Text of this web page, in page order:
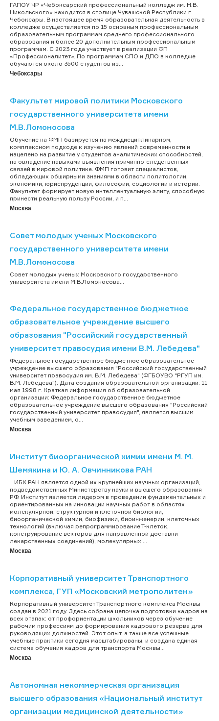
ГАПОУ ЧР «Чебоксарский профессиональный колледж им. Н.В.
Никольского» находится в столице Чувашской Республики г.
Чебоксары. В настоящее время образовательная деятельность в
колледже осуществляется по 15 основным профессиональным
образовательным программам среднего профессионального
образования и более 20 дополнительным профессиональным
программам. С 2023 года участвует в реализации ФП
«Профессионалитет». По программам СПО и ДПО в колледже
обучаются около 3500 студентов из...
Чебоксары
Факультет мировой политики Московского
государственного университета имени
М.В.Ломоносова
Обучение на ФМП базируется на междисциплинарном,
комплексном подходе к изучению явлений современности и
нацелено на развитие у студентов аналитических способностей,
на овладение навыками выявления причинно-следственных
связей в мировой политике. ФМП готовит специалистов,
обладающих обширными знаниями в области политологии,
экономики, юриспруденции, философии, социологии и истории.
Факультет формирует новую интеллектуальную элиту, способную
принести реальную пользу России, и п...
Москва
Совет молодых ученых Московского
государственного университета имени
М.В.Ломоносова
Совет молодых ученых Московского государственного
университета имени М.В.Ломоносова...
Федеральное государственное бюджетное
образовательное учреждение высшего
образования "Российский государственный
университет правосудия имени В.М. Лебедева"
Федеральное государственное бюджетное образовательное
учреждение высшего образования "Российский государственный
университет правосудия им. В.М. Лебедева" (ФГБОУВО "РГУП им.
В.М. Лебедева"). Дата создания образовательной организации: 11
мая 1998 г. Краткая информация об образовательной
организации: Федеральное государственное бюджетное
образовательное учреждение высшего образования "Российский
государственный университет правосудия", является высшим
учебным заведением, о...
Москва
Институт биоорганической химии имени М. М.
Шемякина и Ю. А. Овчинникова РАН
ИБХ РАН является одной их крупнейших научных организаций,
подведомственных Министерству науки и высшего образования
РФ. Институт является лидером в проведении фундаментальных и
ориентированных на инновации научных работ в областях
молекулярной, структурной и клеточной биологии,
биоорганической химии, биофизики, биоинженерии, клеточных
технологий (включая репрограммирование Т-клеток,
конструирование векторов для направленной доставки
лекарственных соединений), молекулярных ...
Москва
Корпоративный университет Транспортного
комплекса, ГУП «Московский метрополитен»
Корпоративный университет Транспортного комплекса Москвы
создан в 2021 году. Здесь собрана цепочка подготовки кадров на
всех этапах: от профориентации школьников через обучение
рабочим профессиям до формирования кадрового резерва для
руководящих должностей. Этот опыт, а также все успешные
учебные практики сегодня масштабированы, и создана единая
система обучения кадров для транспорта Москвы...
Москва
Автономная некоммерческая организация
высшего образования «Национальный институт
организации медицинской деятельности»